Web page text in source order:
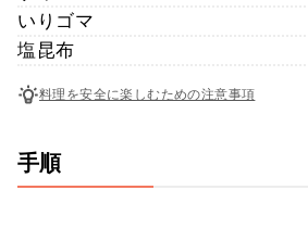
いりゴマ
塩昆布
料理を安全に楽しむための注意事項
手順